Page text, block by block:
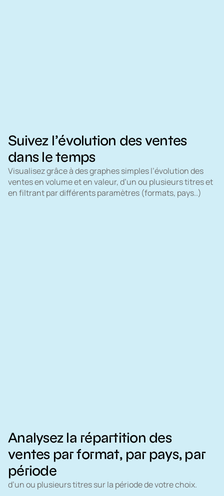
Suivez l’évolution des ventes
dans le temps
Visualisez grâce à des graphes simples l’évolution des
ventes en volume et en valeur, d’un ou plusieurs titres et
en filtrant par différents paramètres (formats, pays..)
Analysez la répartition des
ventes par format, par pays, par
période
d’un ou plusieurs titres sur la période de votre choix.